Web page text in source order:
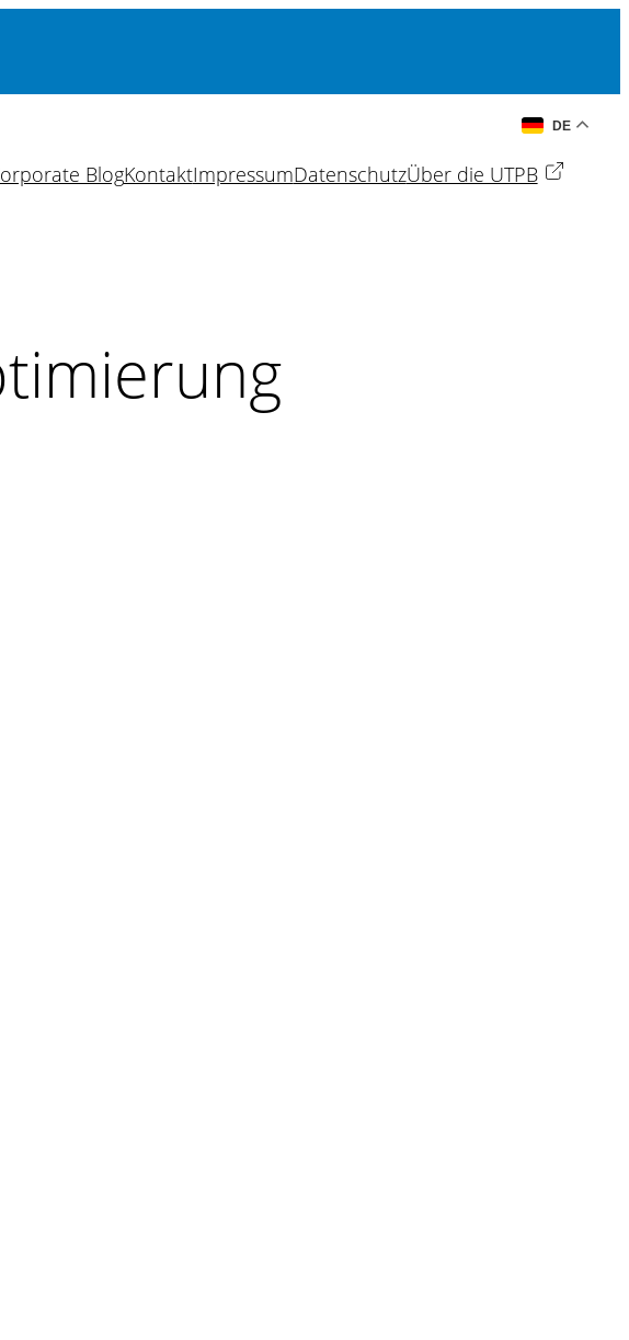
BlogKontaktImpressumDatenschutzÜber die UTPB
DE